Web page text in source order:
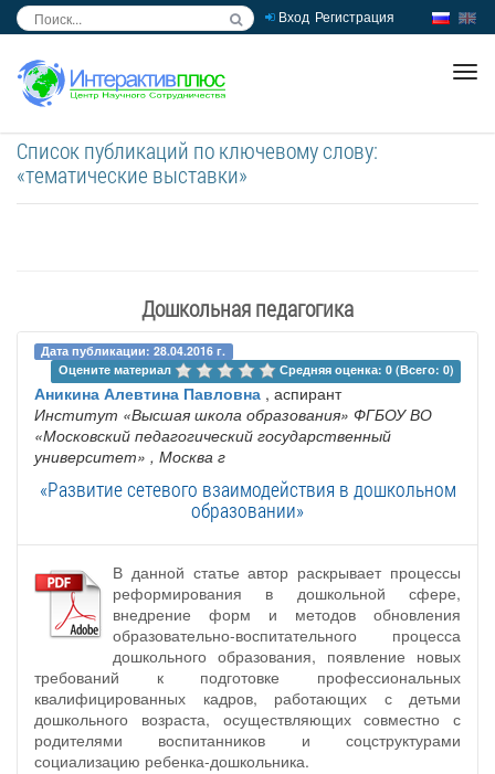
Вход Регистрация
Список публикаций по ключевому слову:
«тематические выставки»
Дошкольная педагогика
Дата публикации: 28.04.2016 г.
Оцените материал
Средняя оценка: 0 (Всего: 0)
Аникина Алевтина Павловна , аспирант
Институт «Высшая школа образования» ФГБОУ ВО
«Московский педагогический государственный
университет» , Москва г
«Развитие сетевого взаимодействия в дошкольном
образовании»
В данной статье автор раскрывает процессы
реформирования в дошкольной сфере,
внедрение форм и методов обновления
образовательно-воспитательного процесса
дошкольного образования, появление новых
требований к подготовке профессиональных
квалифицированных кадров, работающих с детьми
дошкольного возраста, осуществляющих совместно с
родителями воспитанников и соцструктурами
социализацию ребенка-дошкольника.